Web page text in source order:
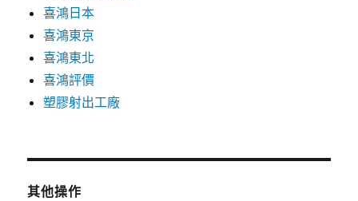
喜鴻日本
喜鴻東京
喜鴻東北
喜鴻評價
塑膠射出工廠
其他操作